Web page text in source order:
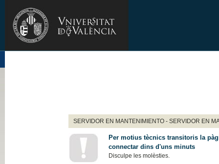
SERVIDOR EN MANTENIMIENTO - SERVIDOR EN
Per motius tècnics transitoris la
connectar dins d'uns minuts
Disculpe les molèsties.